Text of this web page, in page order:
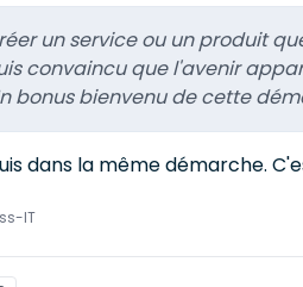
un service ou un produit
convaincu que l'avenir
bonus bienvenu de cette
dans la même démarche.
IT